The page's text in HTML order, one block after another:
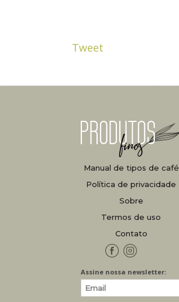
Tweet
Manual de tipos de café
Política de privacidade
Sobre
Termos de uso
Contato
Assine nossa newsletter: